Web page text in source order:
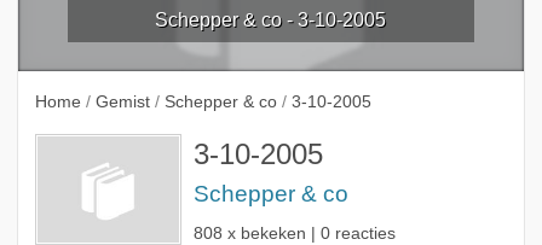
Schepper & co - 3-10-2005
Home / Gemist / Schepper & co / 3-10-2005
3-10-2005
Schepper & co
808 x bekeken | 0 reacties